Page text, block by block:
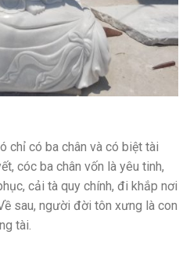
chỉ có ba chân và có biệt tài
cóc ba chân vốn là yêu tinh,
cải tà quy chính, đi khắp nơi
sau, người đời tôn xưng là con
tài.